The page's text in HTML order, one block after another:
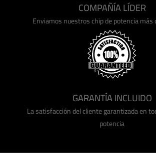
COMPAÑÍA LÍDER
Enviamos nuestros chip de potencia más
GARANTÍA INCLUIDO
La satisfacción del cliente garantizada en
potencia